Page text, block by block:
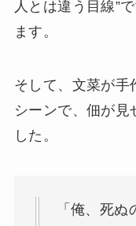
人とは違う目線”
ます。
そして、文菜が手
シーンで、佃が見
した。
「俺、死ぬ